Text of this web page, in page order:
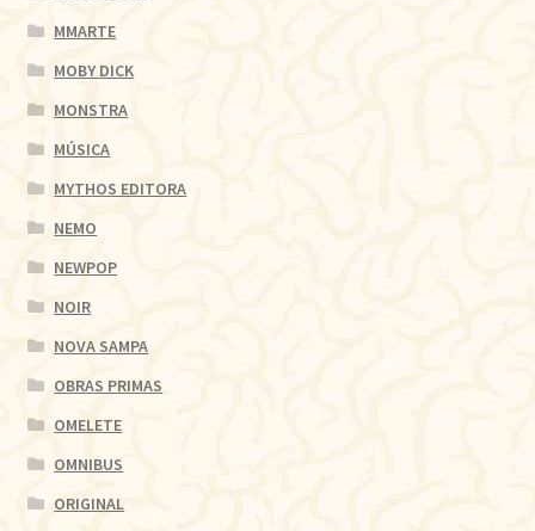
MMARTE
MOBY DICK
MONSTRA
MÚSICA
MYTHOS EDITORA
NEMO
NEWPOP
NOIR
NOVA SAMPA
OBRAS PRIMAS
OMELETE
OMNIBUS
ORIGINAL